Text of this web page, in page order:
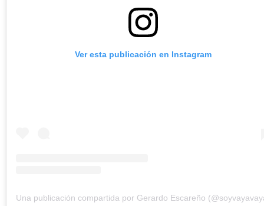
Ver esta publicación en Instagram
Una publicación compartida por Gerardo Escareño